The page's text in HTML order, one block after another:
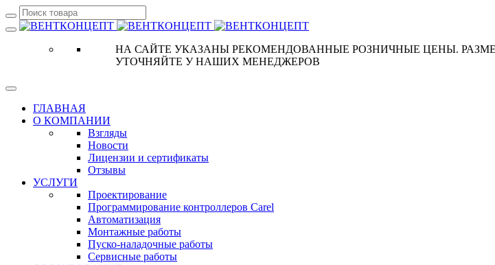
НА САЙТЕ УКАЗАНЫ РЕКОМЕНДОВАННЫЕ РОЗНИЧНЫЕ ЦЕНЫ.
УТОЧНЯЙТЕ У НАШИХ МЕНЕДЖЕРОВ
ГЛАВНАЯ
О КОМПАНИИ
Взгляды
Новости
Лицензии и сертификаты
Отзывы
УСЛУГИ
Проектирование
Программирование контроллеров Carel
Автоматизация
Монтажные работы
Пуско-наладочные работы
Сервисные работы